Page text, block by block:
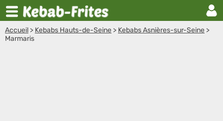
Accueil > Kebabs Hauts-de-Seine > Kebabs Asnières-sur-Seine >
Marmaris